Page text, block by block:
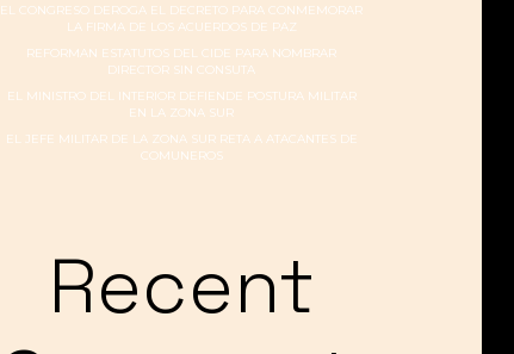
EL CONGRESO DEROGA EL DECRETO PARA CONMEMORAR
LA FIRMA DE LOS ACUERDOS DE PAZ
REFORMAN ESTATUTOS DEL CIDE PARA NOMBRAR
DIRECTOR SIN CONSUTA
EL MINISTRO DEL INTERIOR DEFIENDE POSTURA MILITAR
EN LA ZONA SUR
EL JEFE MILITAR DE LA ZONA SUR RETA A ATACANTES DE
COMUNEROS
Recent